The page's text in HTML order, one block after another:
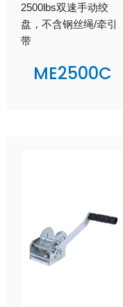
2500lbs双速手动绞
盘，不含钢丝绳/牵引
带
ME2500C